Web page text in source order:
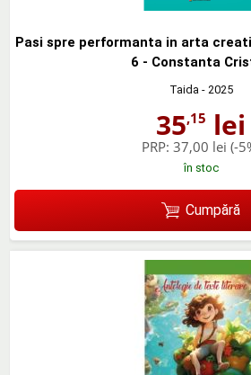
Pasi spre performanta in arta
6 - Constanta
Taida - 2025
35,15 lei
PRP: 37,00 lei (-
în stoc
Cumpără